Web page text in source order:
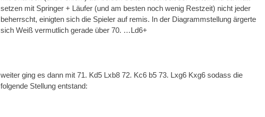
setzen mit Springer + Läufer (und am besten noch wenig Restzeit) nicht jeder
beherrscht, einigten sich die Spieler auf remis. In der Diagrammstellung ärgerte
sich Weiß vermutlich gerade über 70. …Ld6+
weiter ging es dann mit 71. Kd5 Lxb8 72. Kc6 b5 73. Lxg6 Kxg6 sodass die
folgende Stellung entstand: